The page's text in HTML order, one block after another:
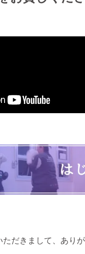
だきまして、ありが